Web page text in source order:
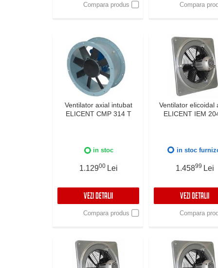
Compara produs Compara
Ventilator axial intubat
ELICENT CMP 314 T
in stoc
1.12900 Lei
VEZI DETALII
Compara produs
Ventilator elicoidal
ELICENT IEM
in stoc
1.45899 Lei
VEZI DETALII
Compara